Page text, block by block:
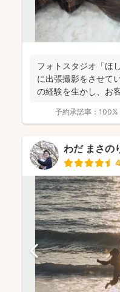
フォトスタジオ「ほ
に出張撮影をさせて
の経験を生かし、お
予約承諾率： 100%
わだ まさの